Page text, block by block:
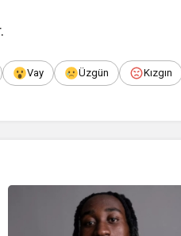
Vay Üzgün Kızgın